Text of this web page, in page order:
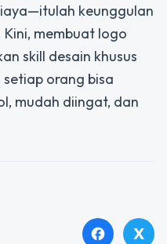
keunggulan
membuat logo
skill desain khusus
orang bisa
mudah diingat, dan
facebook X